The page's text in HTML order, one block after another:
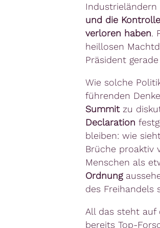
Industrieländern
und die
verloren haben.
heillosen
Präsident
Wie solche
führenden
Summit zu
Declaration
bleiben: wie
Brüche proaktiv
Menschen als
Ordnung
des Freihandels
All das steht auf
bereits Top-